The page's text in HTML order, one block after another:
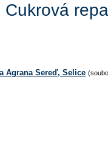
Cukrová
Agrana Sereď, Selice